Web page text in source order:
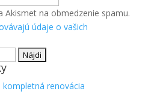
Akismet na obmedzenie spamu.
údaje o vašich
renovácia